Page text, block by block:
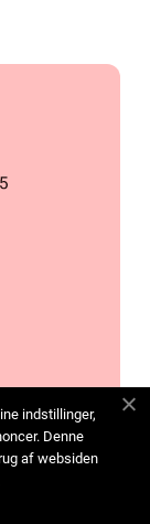
indstillinger,
Denne
af websiden